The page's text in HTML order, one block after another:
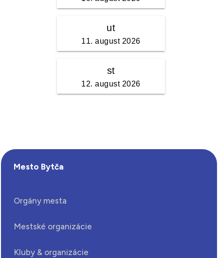
Mesto Bytča
Orgány mesta
Mestské organizácie
Kluby & organizácie